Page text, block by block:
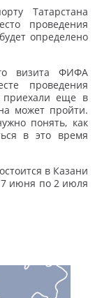
Татарстана
проведения
определено
визита ФИФА
проведения
еще в
может пройти.
понять, как
в это время
в Казани
июня по 2 июля